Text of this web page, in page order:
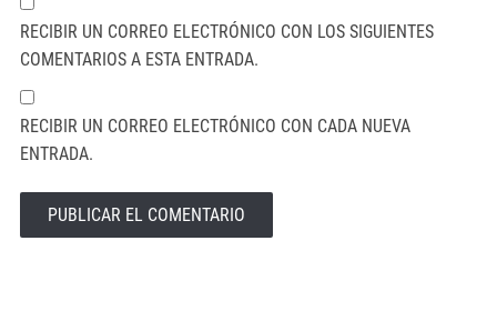
RECIBIR UN CORREO ELECTRÓNICO CON LOS SIGUIENTES
COMENTARIOS A ESTA ENTRADA.
RECIBIR UN CORREO ELECTRÓNICO CON CADA NUEVA
ENTRADA.